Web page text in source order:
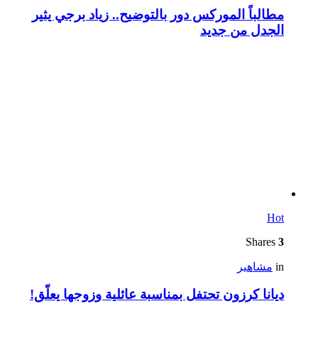
مطالباً الموركس دور بالتوضيح.. زياد برجي يثير
الجدل من جديد
Hot
3
in مشاهير
ديانا كرزون تحتفل بمناسبة عائلية وزوجها يعلّق!